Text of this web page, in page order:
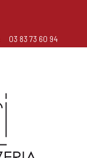
03 83 73 60 94